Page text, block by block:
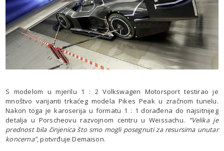
S modelom u mjerilu 1 : 2 Volkswagen Motorsport testirao je
mnoštvo varijanti trkaćeg modela Pikes Peak u zračnom tunelu.
Nakon toga je karoserija u formatu 1 : 1 dorađena do najsitnijeg
detalja u Porscheovu razvojnom centru u Weissachu.
“Velika je
prednost bila činjenica što smo mogli posegnuti za resursima unutar
koncerna”, potvrđuje Demaison.